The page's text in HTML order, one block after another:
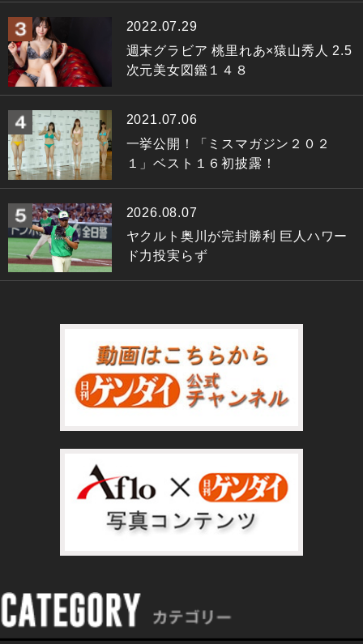
2022.07.29
週末グラビア 桃里れあ×猿山秀人 2.5
次元美女図鑑１４８
2021.07.06
一挙公開！「ミスマガジン２０２
１」ベスト１６初披露！
2026.08.07
ヤクルト奥川が完封勝利 巨人ハワー
ド力投実らず